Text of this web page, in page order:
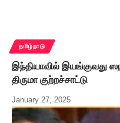
தமிழ்நாடு
இந்தியாவில் இயங்குவது
திருமா குற்றச்சாட்டு
January 27, 2025